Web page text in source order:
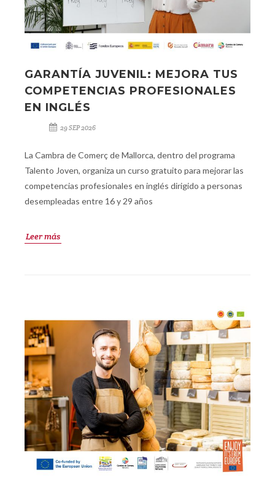
GARANTÍA JUVENIL: MEJORA TUS
COMPETENCIAS PROFESIONALES
EN INGLÉS
29 SEP 2026
La Cambra de Comerç de Mallorca, dentro del programa
Talento Joven, organiza un curso gratuito para mejorar las
competencias profesionales en inglés dirigido a personas
desempleadas entre 16 y 29 años
Leer más